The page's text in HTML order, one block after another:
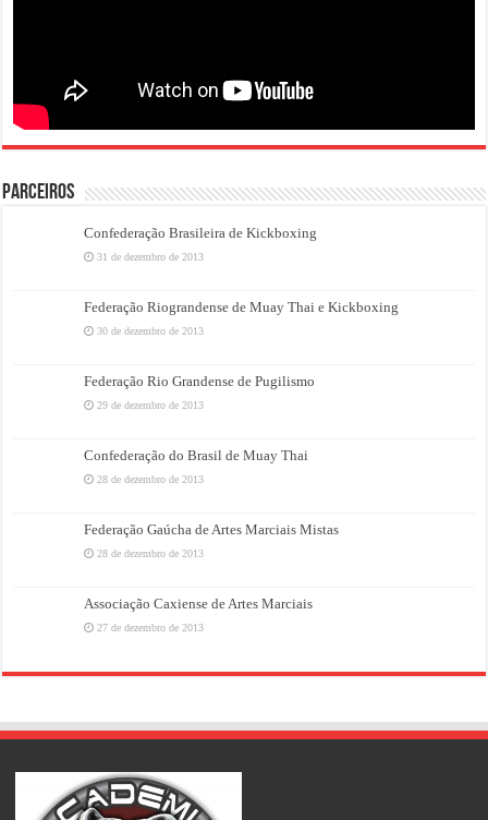
PARCEIROS
Confederação Brasileira de Kickboxing
31 de dezembro de 2013
Federação Riograndense de Muay Thai e Kickboxing
30 de dezembro de 2013
Federação Rio Grandense de Pugilismo
29 de dezembro de 2013
Confederação do Brasil de Muay Thai
28 de dezembro de 2013
Federação Gaúcha de Artes Marciais Mistas
28 de dezembro de 2013
Associação Caxiense de Artes Marciais
27 de dezembro de 2013